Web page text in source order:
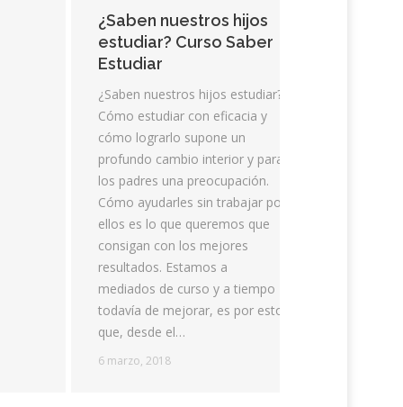
¿Saben nuestros hijos
estudiar? Curso Saber
Estudiar
¿Saben nuestros hijos estudiar?
Cómo estudiar con eficacia y
cómo lograrlo supone un
profundo cambio interior y para
los padres una preocupación.
Cómo ayudarles sin trabajar por
ellos es lo que queremos que
consigan con los mejores
resultados. Estamos a
mediados de curso y a tiempo
todavía de mejorar, es por esto
que, desde el…
6 marzo, 2018